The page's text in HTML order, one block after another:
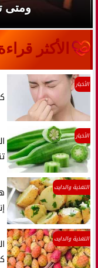
ومتى
الأكثر
الأخبار
الأخبار
التغذية والدايت
التغذية والدايت